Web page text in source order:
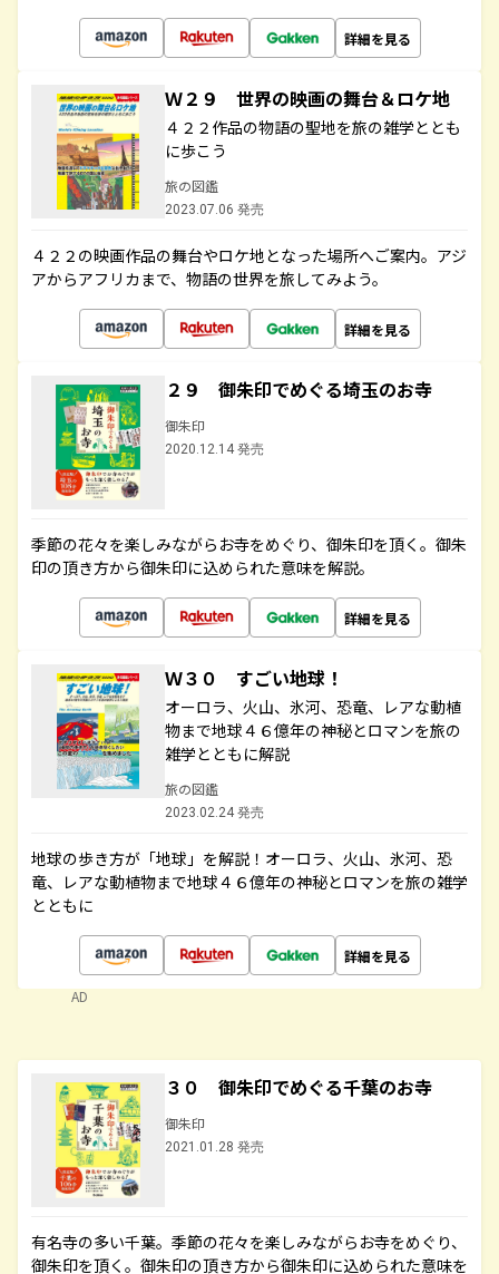
詳細を見る
Ｗ２９ 世界の映画の舞台＆ロケ地
４２２作品の物語の聖地を旅の雑学ととも
に歩こう
旅の図鑑
2023.07.06 発売
４２２の映画作品の舞台やロケ地となった場所へご案内。アジ
アからアフリカまで、物語の世界を旅してみよう。
詳細を見る
２９ 御朱印でめぐる埼玉のお寺
御朱印
2020.12.14 発売
季節の花々を楽しみながらお寺をめぐり、御朱印を頂く。御朱
印の頂き方から御朱印に込められた意味を解説。
詳細を見る
Ｗ３０ すごい地球！
オーロラ、火山、氷河、恐竜、レアな動植
物まで地球４６億年の神秘とロマンを旅の
雑学とともに解説
旅の図鑑
2023.02.24 発売
地球の歩き方が「地球」を解説！オーロラ、火山、氷河、恐
竜、レアな動植物まで地球４６億年の神秘とロマンを旅の雑学
とともに
詳細を見る
AD
３０ 御朱印でめぐる千葉のお寺
御朱印
2021.01.28 発売
有名寺の多い千葉。季節の花々を楽しみながらお寺をめぐり、
御朱印を頂く。御朱印の頂き方から御朱印に込められた意味を